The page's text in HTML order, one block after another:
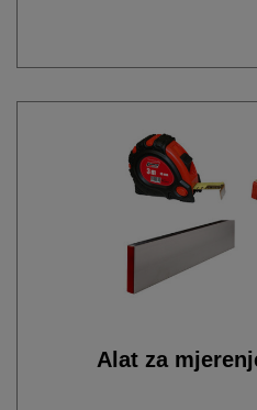
Alat za